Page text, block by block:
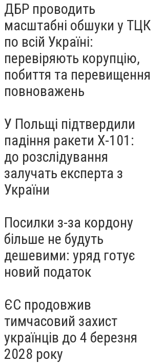
всіх ракет
ДБР проводить
масштабні обшуки у ТЦК
по всій Україні:
перевіряють корупцію,
побиття та перевищення
повноважень
У Польщі підтвердили
падіння ракети Х-101:
до розслідування
залучать експерта з
України
Посилки з-за кордону
більше не будуть
дешевими: уряд готує
новий податок
ЄС продовжив
тимчасовий захист
українців до 4 березня
2028 року